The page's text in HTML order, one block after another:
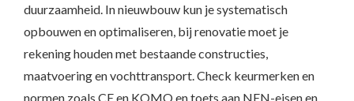
duurzaamheid. In nieuwbouw kun je systematisch
opbouwen en optimaliseren, bij renovatie moet je
rekening houden met bestaande constructies,
maatvoering en vochttransport. Check keurmerken en
normen zoals CE en KOMO en toets aan NEN-eisen en